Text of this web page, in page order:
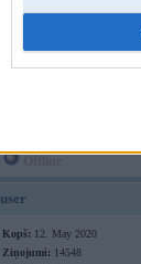
user
Kopš: 12. May 2020
Ziņojumi: 14548